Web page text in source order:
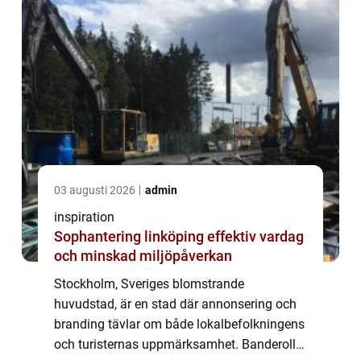
03 augusti 2026 admin
inspiration
Sophantering linköping effektiv vardag
och minskad miljöpåverkan
Stockholm, Sveriges blomstrande
huvudstad, är en stad där annonsering och
branding tävlar om både lokalbefolkningens
och turisternas uppmärksamhet. Banderoller